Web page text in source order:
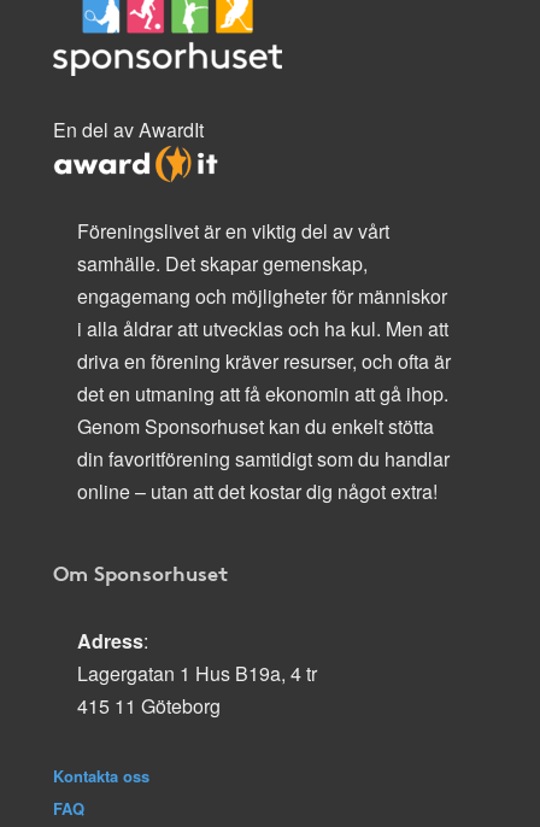
En del av AwardIt
Föreningslivet är en viktig del av vårt
samhälle. Det skapar gemenskap,
engagemang och möjligheter för människor
i alla åldrar att utvecklas och ha kul. Men att
driva en förening kräver resurser, och ofta är
det en utmaning att få ekonomin att gå ihop.
Genom Sponsorhuset kan du enkelt stötta
din favoritförening samtidigt som du handlar
online – utan att det kostar dig något extra!
Om Sponsorhuset
Adress:
Lagergatan 1 Hus B19a, 4 tr
415 11 Göteborg
Kontakta oss
FAQ